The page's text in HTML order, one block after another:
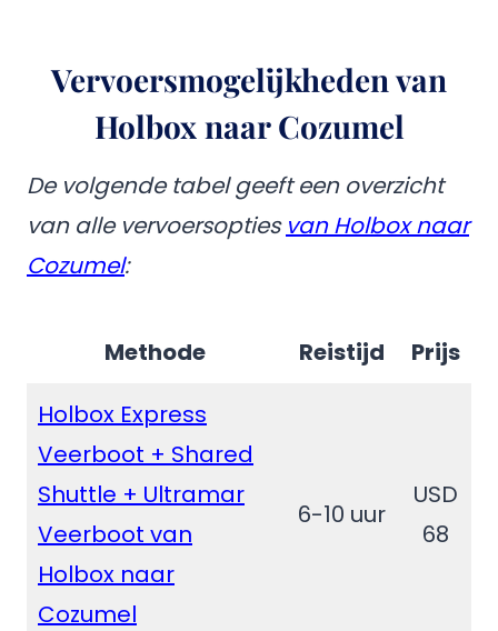
Vervoersmogelijkheden van
Holbox naar Cozumel
De volgende tabel geeft een overzicht
van alle vervoersopties van Holbox naar
Cozumel:
Methode Reistijd
Prijs
Holbox Express
Veerboot + Shared
Shuttle + Ultramar
Veerboot van
Holbox naar
Cozumel
6-10 uur
USD
68